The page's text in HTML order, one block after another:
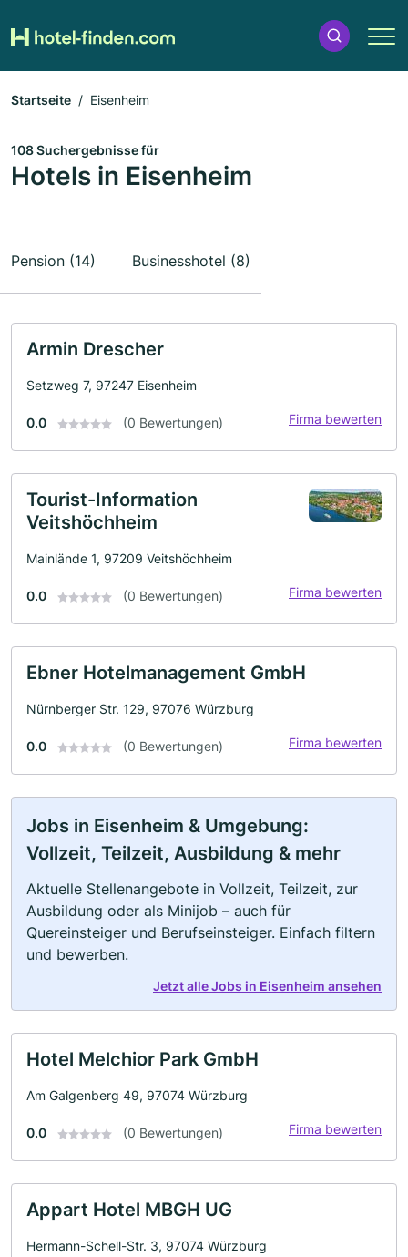
Startseite Eisenheim
108 Suchergebnisse für
Hotels in Eisenheim
Pension (14) Businesshotel (8)
Armin Drescher
Setzweg 7, 97247 Eisenheim
0.0 (0 Bewertungen) Firma bewerten
Tourist-Information
Veitshöchheim
Mainlände 1, 97209 Veitshöchheim
0.0 (0 Bewertungen) Firma bewerten
Ebner Hotelmanagement GmbH
Nürnberger Str. 129, 97076 Würzburg
0.0 (0 Bewertungen) Firma bewerten
Jobs in Eisenheim & Umgebung:
Vollzeit, Teilzeit, Ausbildung & mehr
Aktuelle Stellenangebote in Vollzeit, Teilzeit, zur
Ausbildung oder als Minijob – auch für
Quereinsteiger und Berufseinsteiger. Einfach filtern
und bewerben.
Jetzt alle Jobs in Eisenheim ansehen
Hotel Melchior Park GmbH
Am Galgenberg 49, 97074 Würzburg
0.0 (0 Bewertungen) Firma bewerten
Appart Hotel MBGH UG
Hermann-Schell-Str. 3, 97074 Würzburg